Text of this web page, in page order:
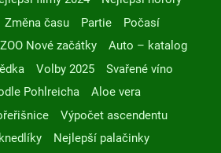
Změna času Partie
Počasí
ZOO Nové začátky
Auto – katalog
Volby 2025
Svařené víno
Pohlreicha
Aloe vera
Výpočet ascendentu
Nejlepší palačinky